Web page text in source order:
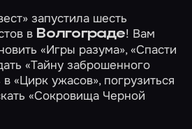
запустила шесть
в Волгограде! Вам
«Игры разума»,«Спасти
«Тайну заброшенного
в«Цирк ужасов», погрузиться
«Сокровища Черной